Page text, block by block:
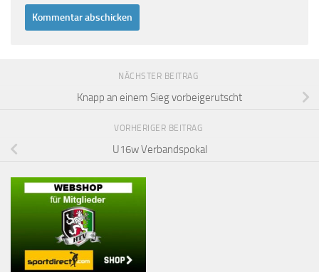
NÄCHSTER BEITRAG
Knapp an einem Sieg vorbeigerutscht
VORHERIGER BEITRAG
U16w Verbandspokal